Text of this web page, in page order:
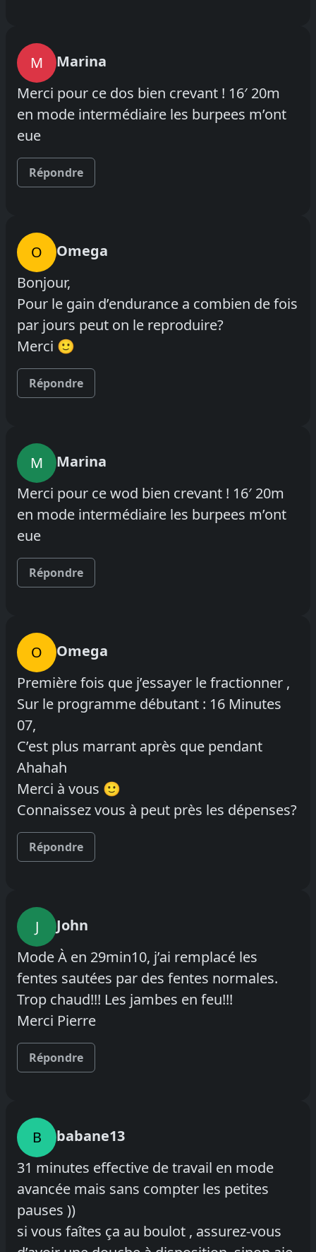
M
Marina
Merci pour ce dos bien crevant ! 16′ 20m
en mode intermédiaire les burpees m’ont
eue
Répondre
O
Omega
Bonjour,
Pour le gain d’endurance a combien de fois
par jours peut on le reproduire?
Merci 🙂
Répondre
M
Marina
Merci pour ce wod bien crevant ! 16′ 20m
en mode intermédiaire les burpees m’ont
eue
Répondre
O
Omega
Première fois que j’essayer le fractionner ,
Sur le programme débutant : 16 Minutes
07,
C’est plus marrant après que pendant
Ahahah
Merci à vous 🙂
Connaissez vous à peut près les dépenses?
Répondre
J
John
Mode À en 29min10, j’ai remplacé les
fentes sautées par des fentes normales.
Trop chaud!!! Les jambes en feu!!!
Merci Pierre
Répondre
B
babane13
31 minutes effective de travail en mode
avancée mais sans compter les petites
pauses ))
si vous faîtes ça au boulot , assurez-vous